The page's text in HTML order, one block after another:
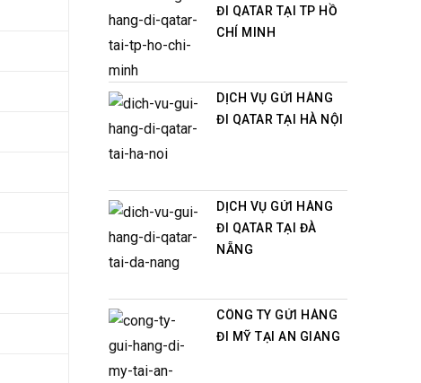
ĐI QATAR TẠI TP HỒ
CHÍ MINH
DỊCH VỤ GỬI HÀNG
ĐI QATAR TẠI HÀ NỘI
DỊCH VỤ GỬI HÀNG
ĐI QATAR TẠI ĐÀ
NẴNG
CÔNG TY GỬI HÀNG
ĐI MỸ TẠI AN GIANG